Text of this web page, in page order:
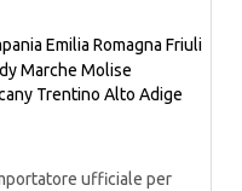
Emilia Romagna Friuli
Marche Molise
Trentino Alto Adige
ufficiale per